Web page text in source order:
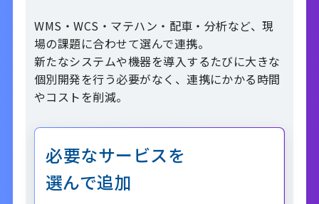
WMS・WCS・マテハン・配車・分析など、現
場の課題に合わせて選んで連携。
新たなシステムや機器を導入するたびに大きな
個別開発を行う必要がなく、連携にかかる時間
やコストを削減。
必要なサービスを
選んで追加